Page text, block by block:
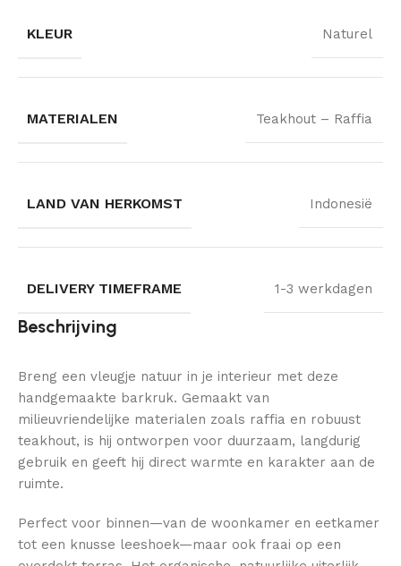
KLEUR Naturel
MATERIALEN Teakhout – Raffia
LAND VAN HERKOMST Indonesië
DELIVERY TIMEFRAME 1-3 werkdagen
Beschrijving
Breng een vleugje natuur in je interieur met deze
handgemaakte barkruk. Gemaakt van
milieuvriendelijke materialen zoals raffia en robuust
teakhout, is hij ontworpen voor duurzaam, langdurig
gebruik en geeft hij direct warmte en karakter aan de
ruimte.
Perfect voor binnen—van de woonkamer en eetkamer
tot een knusse leeshoek—maar ook fraai op een